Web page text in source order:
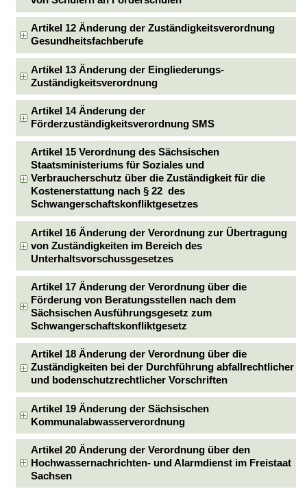
Artikel 12 Änderung der Zuständigkeitsverordnung
Gesundheitsfachberufe
Artikel 13 Änderung der Eingliederungs-
Zuständigkeitsverordnung
Artikel 14 Änderung der
Förderzuständigkeitsverordnung SMS
Artikel 15 Verordnung des Sächsischen
Staatsministeriums für Soziales und
Verbraucherschutz über die Zuständigkeit für die
Kostenerstattung nach § 22 des
Schwangerschaftskonfliktgesetzes
Artikel 16 Änderung der Verordnung zur Übertragung
von Zuständigkeiten im Bereich des
Unterhaltsvorschussgesetzes
Artikel 17 Änderung der Verordnung über die
Förderung von Beratungsstellen nach dem
Sächsischen Ausführungsgesetz zum
Schwangerschaftskonfliktgesetz
Artikel 18 Änderung der Verordnung über die
Zuständigkeiten bei der Durchführung abfallrechtlicher
und bodenschutzrechtlicher Vorschriften
Artikel 19 Änderung der Sächsischen
Kommunalabwasserverordnung
Artikel 20 Änderung der Verordnung über den
Hochwassernachrichten- und Alarmdienst im Freistaat
Sachsen